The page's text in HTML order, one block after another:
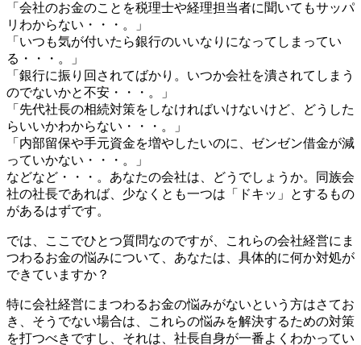
「会社のお金のことを税理士や経理担当者に聞いてもサッパ
リわからない・・・。」
「いつも気が付いたら銀行のいいなりになってしまってい
る・・・。」
「銀行に振り回されてばかり。いつか会社を潰されてしまう
のでないかと不安・・・。」
「先代社長の相続対策をしなければいけないけど、どうした
らいいかわからない・・・。」
「内部留保や手元資金を増やしたいのに、ゼンゼン借金が減
っていかない・・・。」
などなど・・・。あなたの会社は、どうでしょうか。同族会
社の社長であれば、少なくとも一つは「ドキッ」とするもの
があるはずです。
では、ここでひとつ質問なのですが、これらの会社経営にま
つわるお金の悩みについて、あなたは、具体的に何か対処が
できていますか？
特に会社経営にまつわるお金の悩みがないという方はさてお
き、そうでない場合は、これらの悩みを解決するための対策
を打つべきですし、それは、社長自身が一番よくわかってい